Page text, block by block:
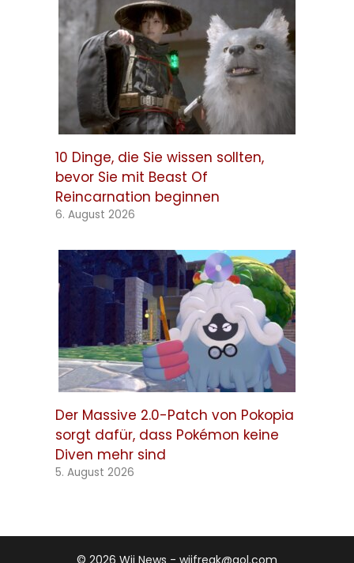
10 Dinge, die Sie wissen sollten,
bevor Sie mit Beast Of
Reincarnation beginnen
6. August 2026
Der Massive 2.0-Patch von Pokopia
sorgt dafür, dass Pokémon keine
Diven mehr sind
5. August 2026
© 2026 Wii News - wiifreak@aol.com